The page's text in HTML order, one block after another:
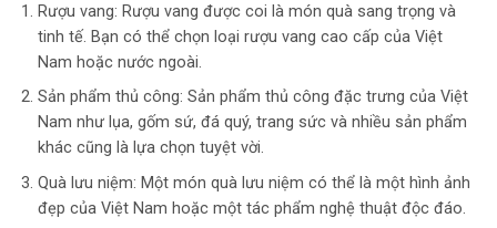
Rượu vang: Rượu vang được coi là món quà sang trọng và
tinh tế. Bạn có thể chọn loại rượu vang cao cấp của Việt
Nam hoặc nước ngoài.
Sản phẩm thủ công: Sản phẩm thủ công đặc trưng của Việt
Nam như lụa, gốm sứ, đá quý, trang sức và nhiều sản phẩm
khác cũng là lựa chọn tuyệt vời.
Quà lưu niệm: Một món quà lưu niệm có thể là một hình ảnh
đẹp của Việt Nam hoặc một tác phẩm nghệ thuật độc đáo.